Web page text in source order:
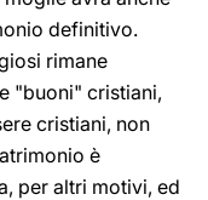
definitivo.
rimane
"buoni" cristiani,
cristiani, non
è
per altri motivi, ed